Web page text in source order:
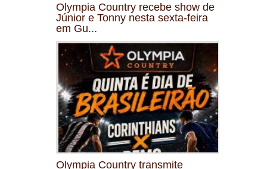
Olympia Country recebe show de
Júnior e Tonny nesta sexta-feira
em Gu...
Olympia Country transmite